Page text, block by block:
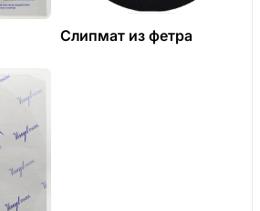
Слипмат из фетра